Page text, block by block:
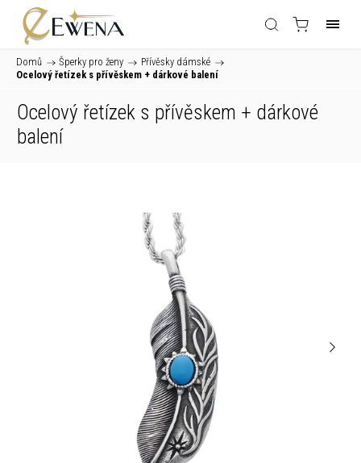
Domů / Šperky pro ženy / Přívěsky dámské /
Ocelový řetízek s přívěskem + dárkové balení
Ocelový řetízek s přívěskem + dárkové
balení